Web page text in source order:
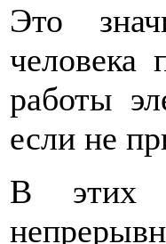
Это
человека
работы
если не
В этих